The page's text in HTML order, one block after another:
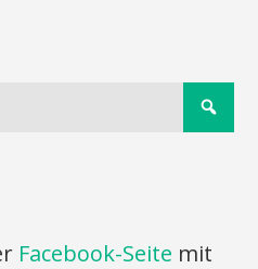
Facebook-Seite mit